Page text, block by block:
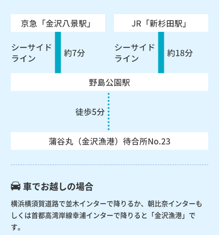
車でお越しの場合
横浜横須賀道路で並木インターで降りるか、朝比奈インターも
しくは首都高湾岸線幸浦インターで降りると「金沢漁港」で
す。